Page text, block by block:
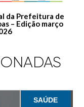
da Prefeitura de
– Edição março
SAÚDE